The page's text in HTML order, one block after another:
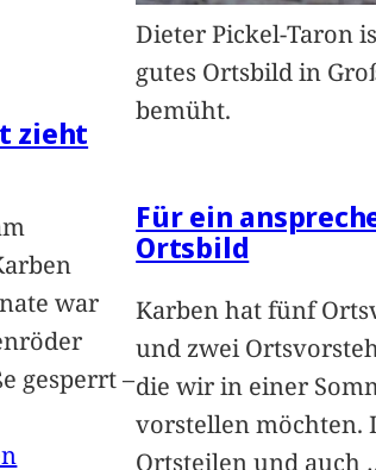
zieht
war
gesperrt –
Dieter Pickel-Taron
gutes Ortsbild in
bemüht.
Für ein
Ortsbild
Karben hat fünf
und zwei
die wir in einer
vorstellen möchten.
Ortsteilen und auch